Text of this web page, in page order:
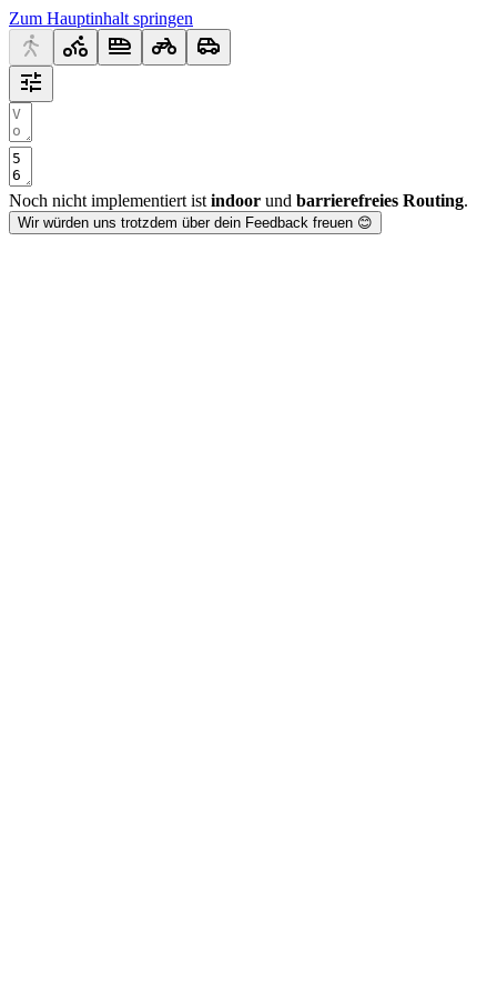
Zum Hauptinhalt springen
Noch nicht implementiert ist indoor und barrierefreies Routing.
Wir würden uns trotzdem über dein Feedback freuen 😊